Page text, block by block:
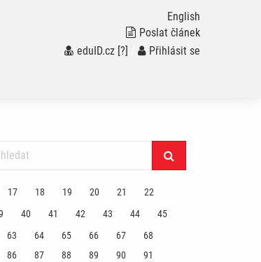
English
Poslat článek
eduID.cz [?] Přihlásit se
17 18 19 20 21
22
40 41 42 43 44
45
63 64 65 66 67
68
86 87 88 89 90
91